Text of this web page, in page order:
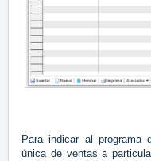
Para indicar al programa
única de ventas a